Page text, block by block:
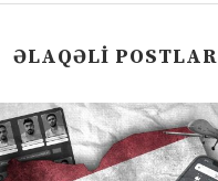
ƏLAQƏLI POSTLAR